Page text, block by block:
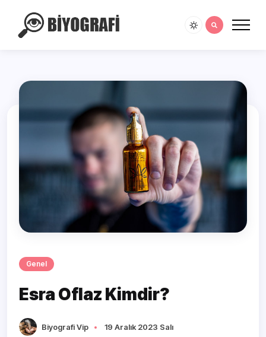
Genel
Esra Oflaz Kimdir?
Biyografi Vip 19 Aralık 2023 Salı